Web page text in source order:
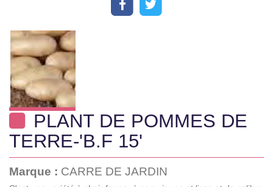
PLANT DE POMMES DE
TERRE-'B.F 15'
Marque : CARRE DE JARDIN